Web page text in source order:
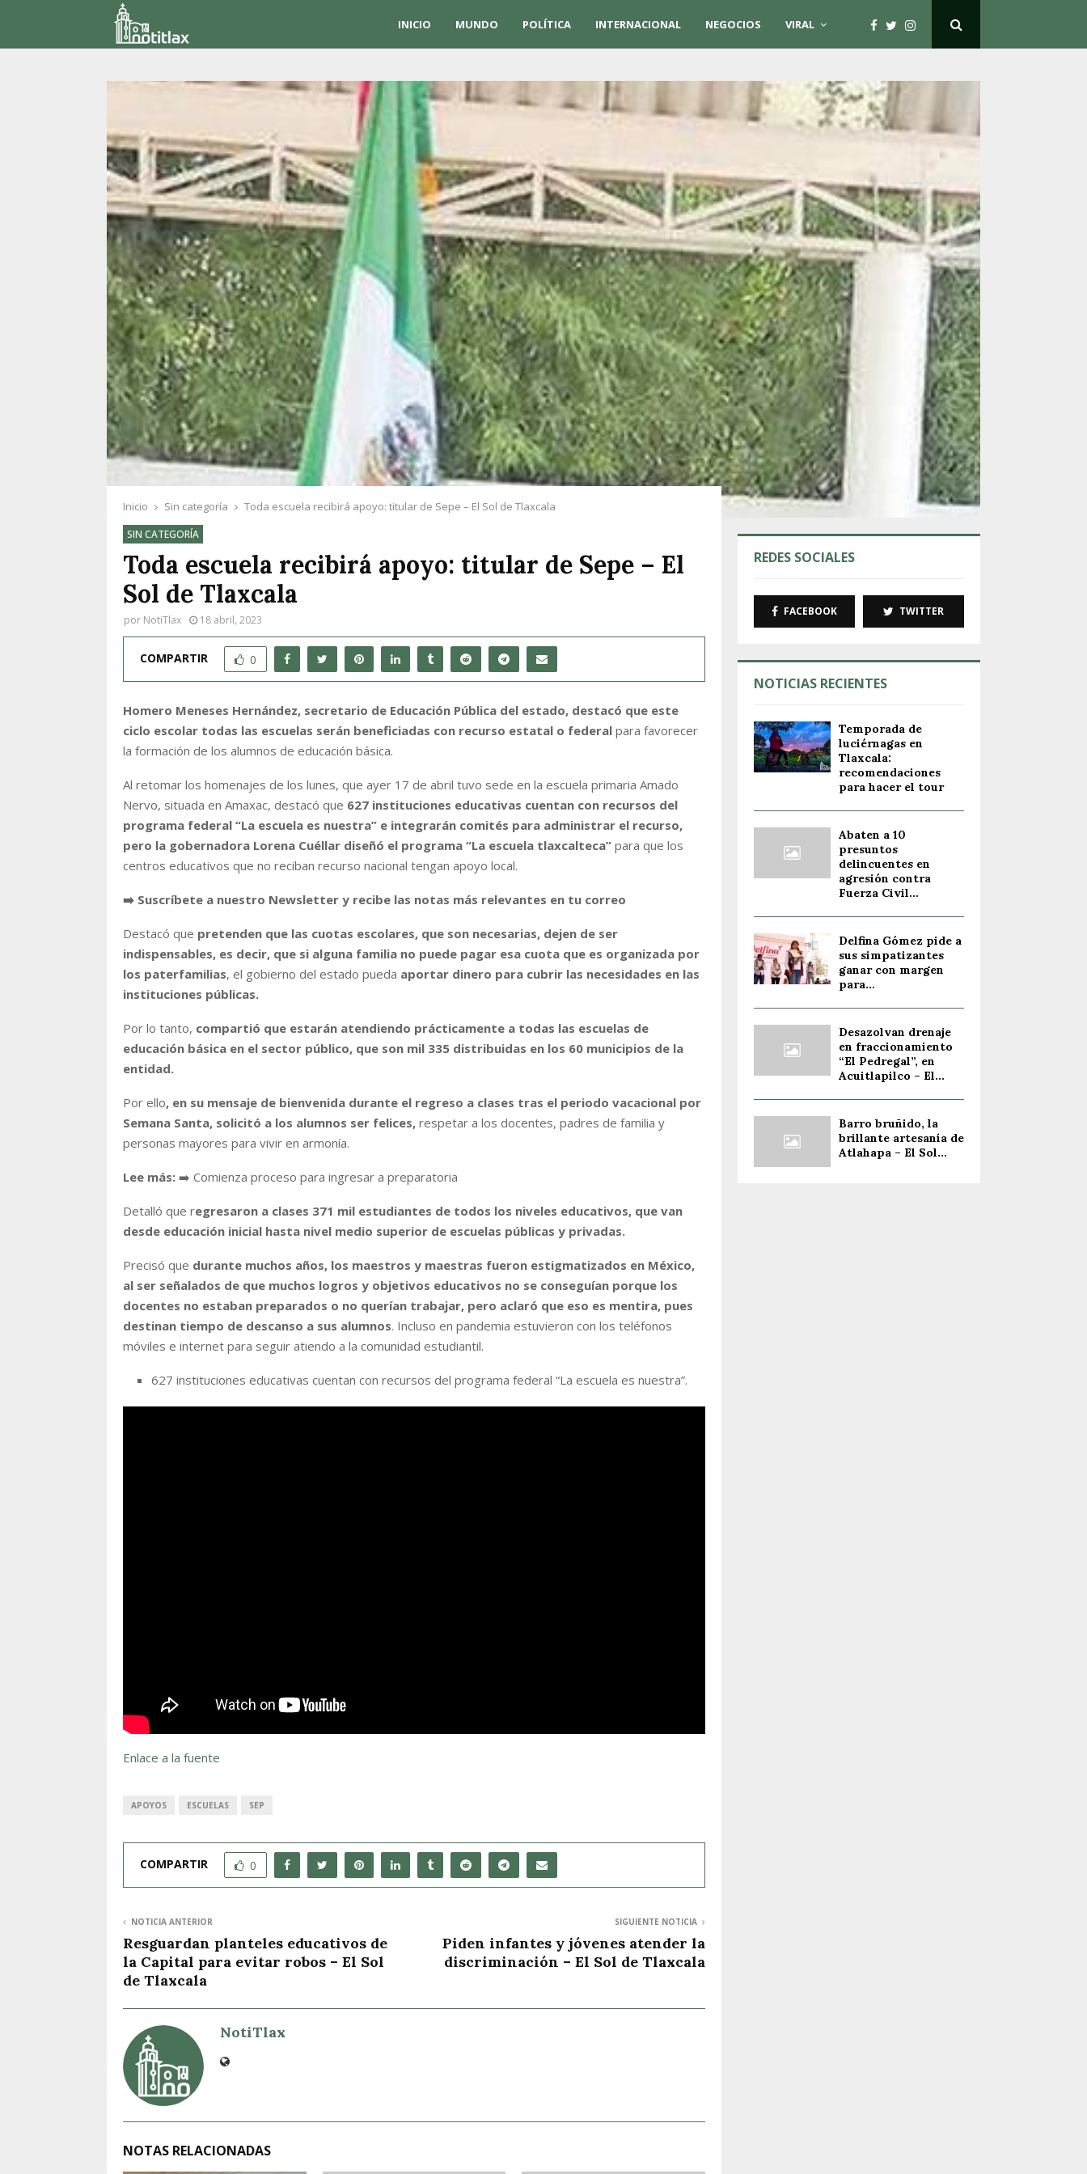
INICIO MUNDO POLÍTICA INTERNACIONAL NEGOCIOS VIRAL
Inicio Sin categoría Toda escuela recibirá apoyo: titular de Sepe – El Sol de Tlaxcala
SIN CATEGORÍA
Toda escuela recibirá apoyo: titular de Sepe – El
Sol de Tlaxcala
por NotiTlax 18 abril, 2023
COMPARTIR 0
Homero Meneses Hernández, secretario de Educación Pública del estado, destacó que este
ciclo escolar todas las escuelas serán beneficiadas con recurso estatal o federal para favorecer
la formación de los alumnos de educación básica.
Al retomar los homenajes de los lunes, que ayer 17 de abril tuvo sede en la escuela primaria Amado
Nervo, situada en Amaxac, destacó que 627 instituciones educativas cuentan con recursos del
programa federal “La escuela es nuestra” e integrarán comités para administrar el recurso,
pero la gobernadora Lorena Cuéllar diseñó el programa “La escuela tlaxcalteca” para que los
centros educativos que no reciban recurso nacional tengan apoyo local.
➡️ Suscríbete a nuestro Newsletter y recibe las notas más relevantes en tu correo
Destacó que pretenden que las cuotas escolares, que son necesarias, dejen de ser
indispensables, es decir, que si alguna familia no puede pagar esa cuota que es organizada por
los paterfamilias, el gobierno del estado pueda aportar dinero para cubrir las necesidades en las
instituciones públicas.
Por lo tanto, compartió que estarán atendiendo prácticamente a todas las escuelas de
educación básica en el sector público, que son mil 335 distribuidas en los 60 municipios de la
entidad.
Por ello, en su mensaje de bienvenida durante el regreso a clases tras el periodo vacacional por
Semana Santa, solicitó a los alumnos ser felices, respetar a los docentes, padres de familia y
personas mayores para vivir en armonía.
Lee más: ➡️ Comienza proceso para ingresar a preparatoria
Detalló que regresaron a clases 371 mil estudiantes de todos los niveles educativos, que van
desde educación inicial hasta nivel medio superior de escuelas públicas y privadas.
Precisó que durante muchos años, los maestros y maestras fueron estigmatizados en México,
al ser señalados de que muchos logros y objetivos educativos no se conseguían porque los
docentes no estaban preparados o no querían trabajar, pero aclaró que eso es mentira, pues
destinan tiempo de descanso a sus alumnos. Incluso en pandemia estuvieron con los teléfonos
móviles e internet para seguir atiendo a la comunidad estudiantil.
627 instituciones educativas cuentan con recursos del programa federal “La escuela es nuestra”.
Enlace a la fuente
APOYOS ESCUELAS SEP
COMPARTIR 0
NOTICIA ANTERIOR
Resguardan planteles educativos de
la Capital para evitar robos – El Sol
de Tlaxcala
SIGUIENTE NOTICIA
Piden infantes y jóvenes atender la
discriminación – El Sol de Tlaxcala
NotiTlax
NOTAS RELACIONADAS
REDES SOCIALES
FACEBOOK TWITTER
NOTICIAS RECIENTES
Temporada de
luciérnagas en
Tlaxcala:
recomendaciones
para hacer el tour
Abaten a 10
presuntos
delincuentes en
agresión contra
Fuerza Civil...
Delfina Gómez pide a
sus simpatizantes
ganar con margen
para...
Desazolvan drenaje
en fraccionamiento
“El Pedregal”, en
Acuitlapilco – El...
Barro bruñido, la
brillante artesanía de
Atlahapa – El Sol...